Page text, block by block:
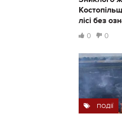
лісі без
0 0
ПОДІЇ